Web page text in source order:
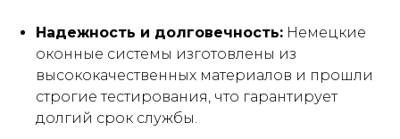
Надежность и долговечность: Немецкие
оконные системы изготовлены из
высококачественных материалов и прошли
строгие тестирования, что гарантирует
долгий срок службы.